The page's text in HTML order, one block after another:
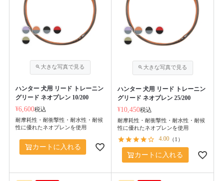
ハンター 犬用 リード トレーニン
グリード ネオプレン 10/200
¥6,600税込
耐摩耗性・耐衝撃性・耐水性・耐候
性に優れたネオプレンを使用
カートに入れる
ハンター 犬用 リード トレーニン
グリード ネオプレン 25/200
¥10,450税込
耐摩耗性・耐衝撃性・耐水性・耐候
性に優れたネオプレンを使用
4.00 （ 1 ）
カートに入れる